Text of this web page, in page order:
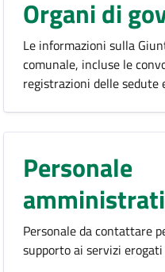
Organi di
Le informazioni sulla
comunale, incluse le
registrazioni delle sedute
Personale
Personale da contattare
supporto ai servizi